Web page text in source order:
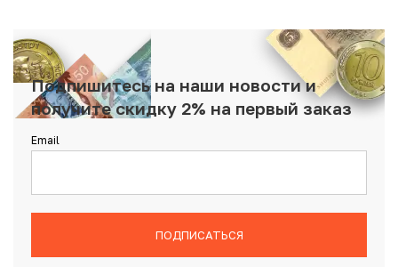
Подпишитесь на наши новости и
получите скидку 2% на первый заказ
Email
ПОДПИСАТЬСЯ